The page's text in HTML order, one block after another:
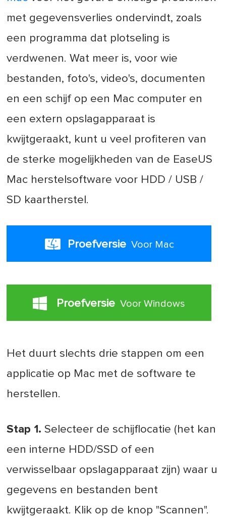
met gegevensverlies ondervindt, zoals
een programma dat plotseling is
verdwenen. Wat meer is, voor wie
bestanden, foto's, video's, documenten
en een schijf op een Mac computer en
een extern opslagapparaat is
kwijtgeraakt, kunt u veel profiteren van
de sterke mogelijkheden van de EaseUS
Mac herstelsoftware voor HDD / USB /
SD kaartherstel.
Proefversie Voor Mac
Proefversie Voor Windows
Het duurt slechts drie stappen om een
applicatie op Mac met de software te
herstellen.
Stap 1.Selecteer de schijflocatie (het kan
een interne HDD/SSD of een
verwisselbaar opslagapparaat zijn) waar u
gegevens en bestanden bent
kwijtgeraakt. Klik op de knop "Scannen".